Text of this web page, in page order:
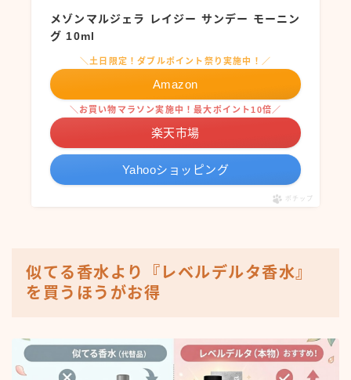
メゾンマルジェラ レイジー サンデー モーニン
グ 10ml
＼土日限定！ダブルポイント祭り実施中！／
Amazon
＼お買い物マラソン実施中！最大ポイント10倍／
楽天市場
Yahooショッピング
ポチップ
似てる香水より『レベルデルタ香水』
を買うほうがお得